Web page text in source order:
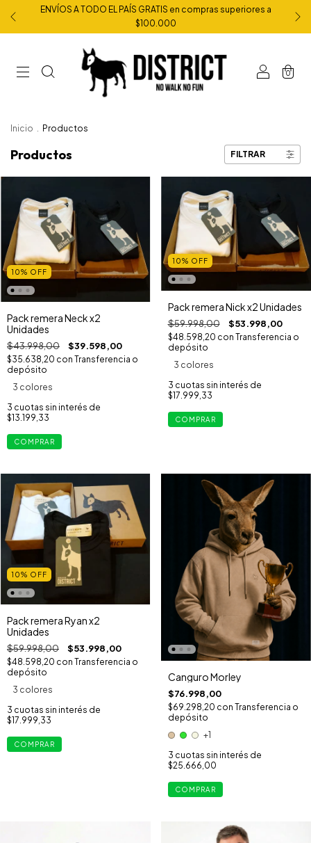
ENVÍOS A TODO EL PAÍS GRATIS en compras superiores a
$100.000
0
Inicio . Productos
Productos FILTRAR
10% OFF
Pack remera Neck x2
Unidades
$43.998,00 $39.598,00
$35.638,20 con Transferencia o
depósito
3 colores
3 cuotas sin interés de
$13.199,33
COMPRAR
10% OFF
Pack remera Nick x2 Unidades
$59.998,00 $53.998,00
$48.598,20 con Transferencia o
depósito
3 colores
3 cuotas sin interés de
$17.999,33
COMPRAR
10% OFF
Pack remera Ryan x2
Unidades
$59.998,00 $53.998,00
$48.598,20 con Transferencia o
depósito
3 colores
3 cuotas sin interés de
$17.999,33
COMPRAR
Canguro Morley
$76.998,00
$69.298,20 con Transferencia o
depósito
+1
3 cuotas sin interés de
$25.666,00
COMPRAR